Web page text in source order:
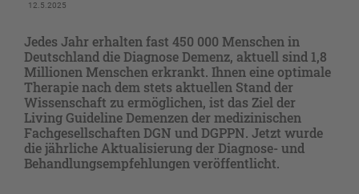
12.5.2025
Jedes Jahr erhalten fast 450 000 Menschen in
Deutschland die Diagnose Demenz, aktuell sind 1,8
Millionen Menschen erkrankt. Ihnen eine optimale
Therapie nach dem stets aktuellen Stand der
Wissenschaft zu ermöglichen, ist das Ziel der
Living Guideline Demenzen der medizinischen
Fachgesellschaften DGN und DGPPN. Jetzt wurde
die jährliche Aktualisierung der Diagnose- und
Behandlungsempfehlungen veröffentlicht.